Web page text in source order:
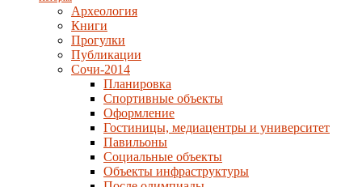
Археология
Книги
Прогулки
Публикации
Сочи-2014
Планировка
Спортивные объекты
Оформление
Гостиницы, медиацентры и университет
Павильоны
Социальные объекты
Объекты инфраструктуры